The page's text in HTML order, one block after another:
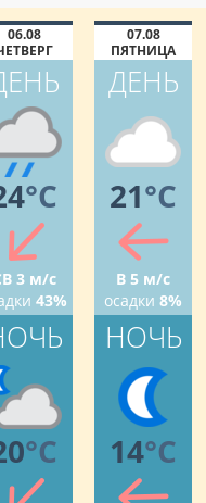
06.08
°C
3 м/с
43%
°C
07.08
ПЯТНИЦА
ДЕНЬ
21°C
В 5 м/с
осадки 8%
НОЧЬ
14°C